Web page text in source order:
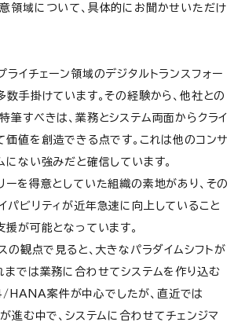
領域について、具体的にお聞かせいただけ
ライチェーン領域のデジタルトランスフォー
数手掛けています。その経験から、他社との
筆すべきは、業務とシステム両面からクライ
価値を創造できる点です。これは他のコンサ
にない強みだと確信しています。
ーを得意としていた組織の素地があり、その
パビリティが近年急速に向上していること
援が可能となっています。
の観点で見ると、大きなパラダイムシフトが
までは業務に合わせてシステムを作り込む
案件が中心でしたが、直近では
進む中で、システムに合わせてチェンジマ